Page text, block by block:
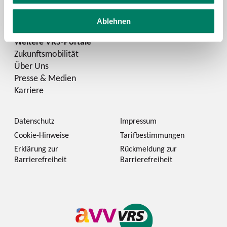
Ablehnen
LinkedIn
Zukunftsmobilität
Über Uns
Presse & Medien
Karriere
Datenschutz
Impressum
Cookie-Hinweise
Tarifbestimmungen
Erklärung zur
Barrierefreiheit
Rückmeldung zur
Barrierefreiheit